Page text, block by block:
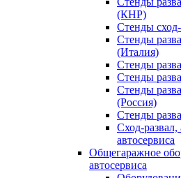
(КНР)
Стенды
Стенды
(Италия)
Стенды
Стенды
Стенды
(Россия)
Стенды
Сход-развал,
автосервиса
Общегаражное
автосервиса